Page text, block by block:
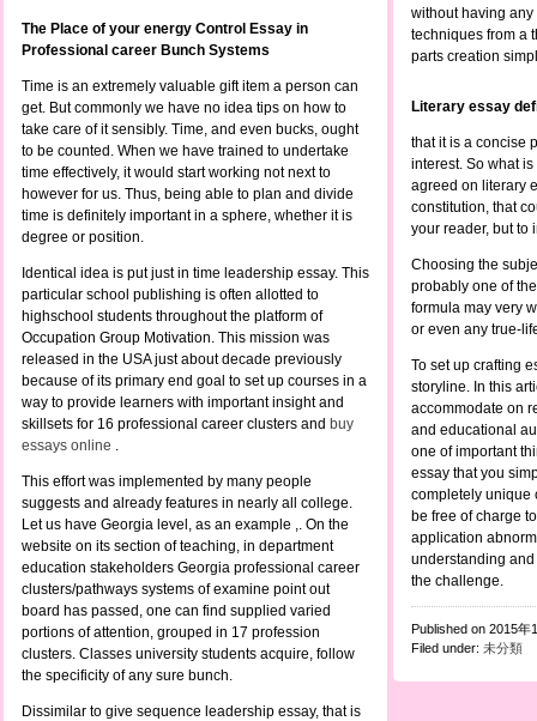
without having
techniques from a
parts creation
Literary essay
that it is a concise
interest. So what
agreed on literary
constitution, that
your reader, but to
Choosing the
probably one of
formula may very
or even any true-
To set up crafting
storyline. In this
accommodate on
and educational
one of important
essay that you
completely unique
be free of charge
application
understanding
the challenge.
Published on 2015年
Filed under: 未分類
The Place of your energy Control Essay in
Professional career Bunch Systems
Time is an extremely valuable gift item a person can
get. But commonly we have no idea tips on how to
take care of it sensibly. Time, and even bucks, ought
to be counted. When we have trained to undertake
time effectively, it would start working not next to
however for us. Thus, being able to plan and divide
time is definitely important in a sphere, whether it is
degree or position.
Identical idea is put just in time leadership essay. This
particular school publishing is often allotted to
highschool students throughout the platform of
Occupation Group Motivation. This mission was
released in the USA just about decade previously
because of its primary end goal to set up courses in a
way to provide learners with important insight and
skillsets for 16 professional career clusters and buy
essays online .
This effort was implemented by many people
suggests and already features in nearly all college.
Let us have Georgia level, as an example ,. On the
website on its section of teaching, in department
education stakeholders Georgia professional career
clusters/pathways systems of examine point out
board has passed, one can find supplied varied
portions of attention, grouped in 17 profession
clusters. Classes university students acquire, follow
the specificity of any sure bunch.
Dissimilar to give sequence leadership essay, that is